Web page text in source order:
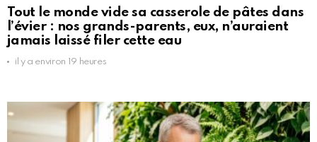
Tout le monde vide sa casserole de pâtes dans
l’évier : nos grands-parents, eux, n’auraient
jamais laissé filer cette eau
il y a environ 19 heures